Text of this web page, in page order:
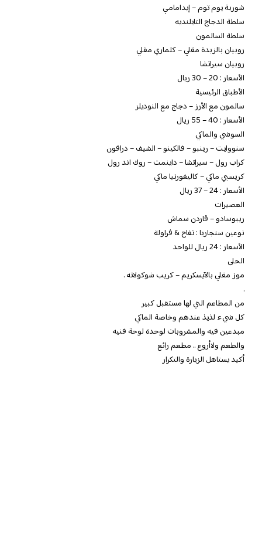
شوربة يوم توم – إيدامامي
سلطة الدجاج التايلنديه
سلطة السالمون
روبيان بالزبدة مقلي – كلماري مقلي
روبيان سيراتشا
الأسعار : 20 – 30 ريال
الأطباق الرئيسية
سالمون مع الأرز – دجاج مع النوديلز
الأسعار : 40 – 55 ريال
السوشي والماكي
سنووايت – رينبو – فالكينو – الشيف – دراقون
كراب رول – سيراتشا – داينمت – روك اند رول
كريسبي ماكي – كاليفورنيا ماكي
الأسعار : 24 – 37 ريال
العصيرات
ريبوسادو – قاردن سماش
نوعين سنجاريا : تفاح & فراولة
الأسعار : 24 ريال للواحد
الحلى
موز مقلي بالآيسكريم – كريب شوكولاته .
.
من المطاعم التي لها مستقبل كبير
كل شيء لذيذ عندهم وخاصة الماكي
مبدعين فيه والمشروبات لوحدة لوحة فنيه
والطعم ولاأروع .. مطعم رائع
أكيد يستاهل الزيارة والتكرار ️